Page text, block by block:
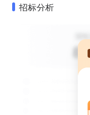
招标分析